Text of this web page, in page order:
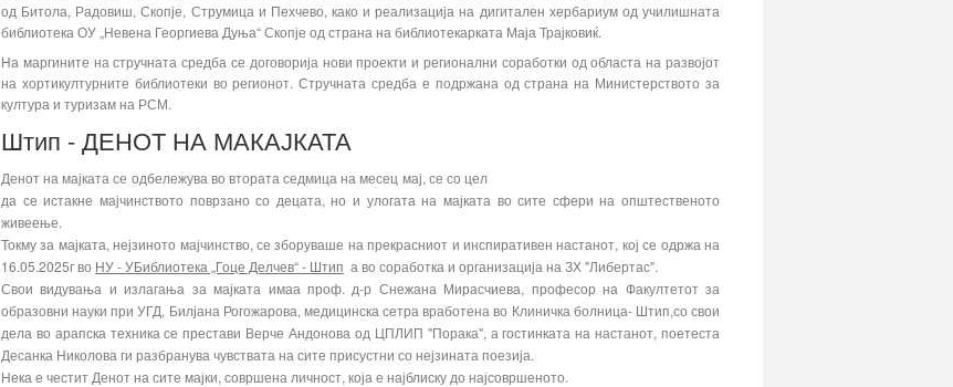
од Битола, Радовиш, Скопје, Струмица и Пехчево, како и реализација на дигитален хербариум од училишната
библиотека ОУ „Невена Георгиева Дуња“ Скопје од страна на библиотекарката Маја Трајковиќ.
На маргините на стручната средба се договорија нови проекти и регионални соработки од областа на развојот
на хортикултурните библиотеки во регионот. Стручната средба е подржана од страна на Министерството за
култура и туризам на РСМ.
Штип - ДЕНОТ НА МАКАЈКАТА
Денот на мајката се одбележува во втората седмица на месец мај, се со цел
да се истакне мајчинството поврзано со децата, но и улогата на мајката во сите сфери на општественото
живеење.
Токму за мајката, нејзиното мајчинство, се зборуваше на прекрасниот и инспиративен настанот, кој се одржа на
16.05.2025г во НУ - УБиблиотека „Гоце Делчев“ - Штип а во соработка и организација на ЗХ "Либертас".
Свои видувања и излагања за мајката имаа проф. д-р Снежана Мирасчиева, професор на Факултетот за
образовни науки при УГД, Билјана Рогожарова, медицинска сетра вработена во Клиничка болница- Штип,со свои
дела во арапска техника се престави Верче Андонова од ЦПЛИП "Порака", а гостинката на настанот, поетеста
Десанка Николова ги разбранува чувствата на сите присустни со нејзината поезија.
Нека е честит Денот на сите мајки, совршена личност, која е најблиску до најсовршеното.